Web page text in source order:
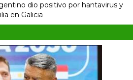
dio positivo por hantavirus y
en Galicia